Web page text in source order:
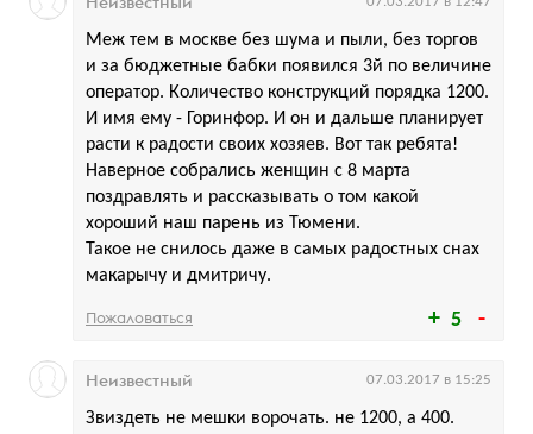
5
Меж тем в москве без шума и пыли, без торгов
и за бюджетные бабки появился 3й по величине
оператор. Количество конструкций порядка 1200.
И имя ему - Горинфор. И он и дальше планирует
расти к радости своих хозяев. Вот так ребята!
Наверное собрались женщин с 8 марта
поздравлять и рассказывать о том какой
хороший наш парень из Тюмени.
Такое не снилось даже в самых радостных снах
макарычу и дмитричу.
Пожаловаться
Звиздеть не мешки ворочать. не 1200, а 400.
Неизвестный 07.03.2017 в 15:25